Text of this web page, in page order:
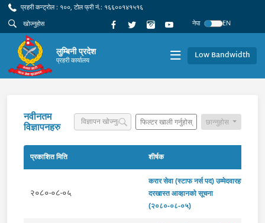
प्रहरी कन्ट्रोल : १००, टोल फ्री नं.: १६६००१४१५१६
नेपा
EN
लुम्बिनी प्रदेश
प्रहरी कार्यालय Low Bandwidth
नवीनतम
विज्ञापनहरु
फिल्टर खाली गर्नुहोस् छान्नुहोस
प्रकाशित मिति शीर्षक
२०८०-०८-०५
करार सेवा (स्टाफ नर्स पद) उम्मेदवारहरुको
दरखास्त आव्हानको सूचना
(२०८०-०८-०५)